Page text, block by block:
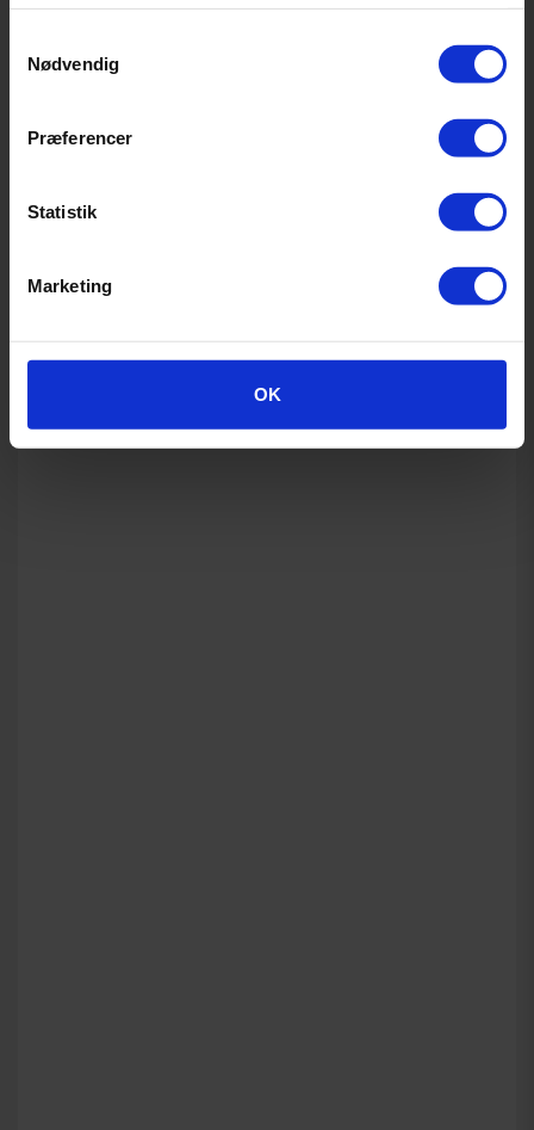
Nødvendig
Præferencer
Statistik
Marketing
OK